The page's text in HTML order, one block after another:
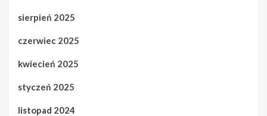
sierpień 2025
czerwiec 2025
kwiecień 2025
styczeń 2025
listopad 2024